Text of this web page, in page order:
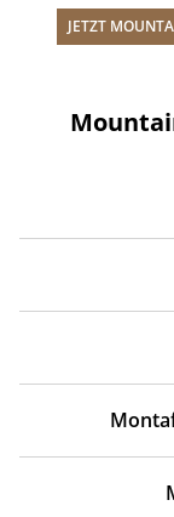
JETZT